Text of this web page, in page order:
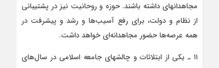
مجاهدانه­ای داشته باشند. حوزه و روحانیت نیز در پشتیبانی
از نظام و دولت، برای رفع آسیب‌ها و رشد و پیشرفت در
همه عرصه‌ها حضور مجاهدانه‌ای خواهد داشت.
۱۱ ـ یکی از ابتلائات و چالش­های جامعه اسلامی در سال‌های